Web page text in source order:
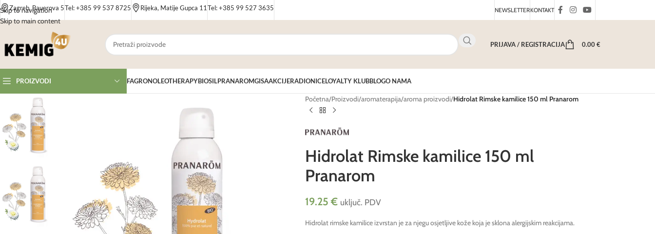
Skip to navigation
Skip to main content
Zagreb, Bauerova 5Tel: +385 99 537 8725 Rijeka, Matije Gupca 11 Tel: +385 99 527 3635 NEWSLETTERKONTAKT
PRIJAVA / REGISTRACIJA 0.00€
PROIZVODI FAGRONOLEOTHERAPYBIOSILPRANAROMGISAAKCIJERADIONICELOYALTY KLUBBLOGO NAMA
Početna/Proizvodi/aromaterapija/aroma proizvodi/Hidrolat Rimske kamilice 150 ml Pranarom
Hidrolat Rimske kamilice 150 ml
Pranarom
19.25€ uključ. PDV
Hidrolat rimske kamilice izvrstan je za njegu osjetljive kože koja je sklona alergijskim reakcijama.